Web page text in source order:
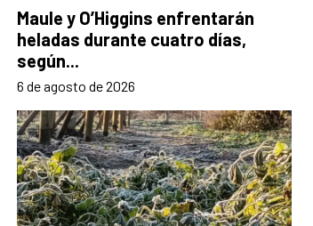
Maule y O’Higgins enfrentarán
heladas durante cuatro días,
según...
6 de agosto de 2026